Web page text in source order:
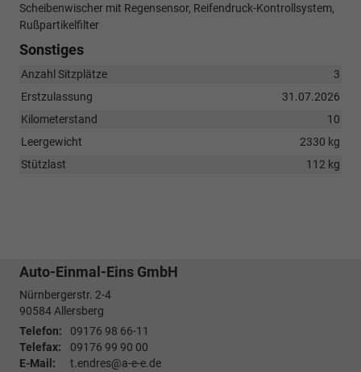
Scheibenwischer mit Regensensor, Reifendruck-Kontrollsystem,
Rußpartikelfilter
Sonstiges
Anzahl Sitzplätze
3
Erstzulassung
31.07.2026
Kilometerstand
10
Leergewicht
2330 kg
Stützlast
112 kg
Auto-Einmal-Eins GmbH
Nürnbergerstr. 2-4
90584Allersberg
Telefon:
09176 98 66-11
Telefax:
09176 99 90 00
E-Mail:
t.endres@a-e-e.de